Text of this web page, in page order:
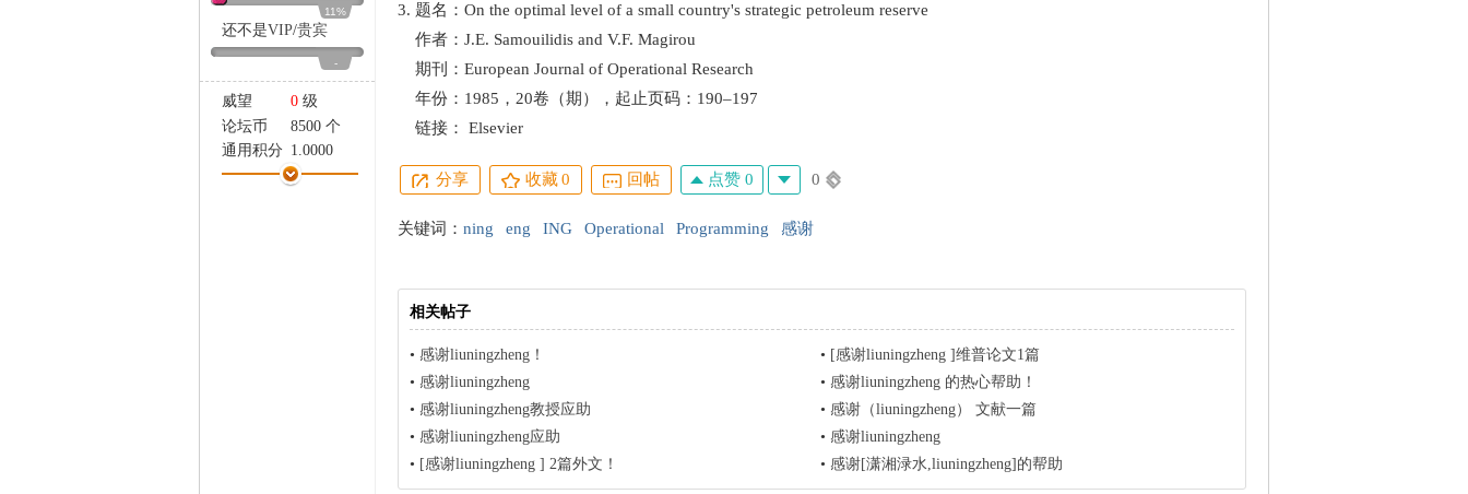
11%
还不是VIP/贵宾
-
威望 0 级
论坛币
8500 个
通用积分 1.0000
学术水平
0 点
3. 题名：On the optimal level of a small country's strategic petroleum reserve
作者：J.E. Samouilidis and V.F. Magirou
期刊：European Journal of Operational Research
年份：1985，20卷（期），起止页码：190–197
链接： Elsevier
分享 收藏0 回帖 点赞 0 0
关键词： ning eng ING Operational Programming 感谢
相关帖子
• 感谢liuningzheng！ • [感谢liuningzheng ]维普论文1篇
• 感谢liuningzheng • 感谢liuningzheng 的热心帮助！
• 感谢liuningzheng教授应助 • 感谢（liuningzheng） 文献一篇
• 感谢liuningzheng应助 • 感谢liuningzheng
• [感谢liuningzheng ] 2篇外文！ • 感谢[潇湘渌水,liuningzheng]的帮助